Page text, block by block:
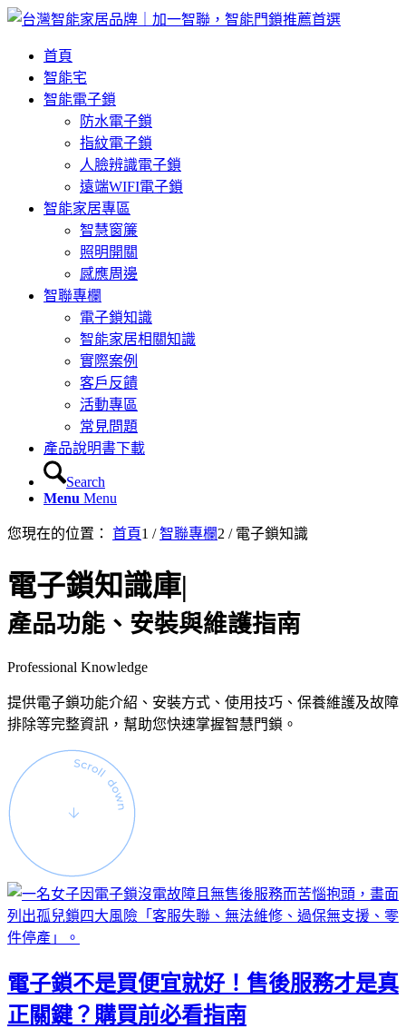
首頁
智能宅
智能電子鎖
防水電子鎖
指紋電子鎖
人臉辨識電子鎖
遠端WIFI電子鎖
智能家居專區
智慧窗簾
照明開關
感應周邊
智聯專欄
電子鎖知識
智能家居相關知識
實際案例
客戶反饋
活動專區
常見問題
產品說明書下載
Search
Menu Menu
您現在的位置： 首頁1 / 智聯專欄2 / 電子鎖知識
電子鎖知識庫|
產品功能、安裝與維護指南
Professional Knowledge
提供電子鎖功能介紹、安裝方式、使用技巧、保養維護及故障
排除等完整資訊，幫助您快速掌握智慧門鎖。
電子鎖不是買便宜就好！售後服務才是真
正關鍵？購買前必看指南